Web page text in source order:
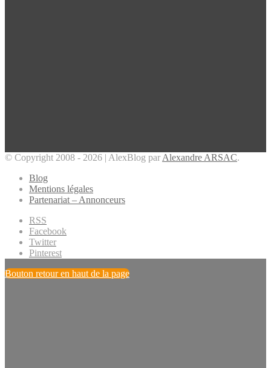
© Copyright 2008 - 2026 | AlexBlog par Alexandre ARSAC.
Blog
Mentions légales
Partenariat – Annonceurs
RSS
Facebook
Twitter
Pinterest
Bouton retour en haut de la page